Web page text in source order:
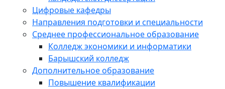
Цифровые кафедры
Направления подготовки и специальности
Среднее профессиональное образование
Колледж экономики и информатики
Барышский колледж
Дополнительное образование
Повышение квалификации